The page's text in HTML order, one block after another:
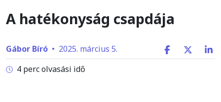
A hatékonyság csapdája
Gábor Bíró • 2025. március 5.
4 perc olvasási idő